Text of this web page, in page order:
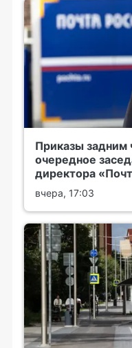
Приказы задним
очередное
директора
вчера, 17:03